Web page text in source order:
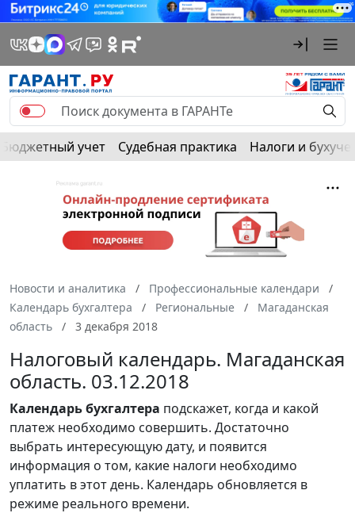
Бюджетный учет Судебная практика Налоги и
Новости и аналитика
Профессиональные календари
Календарь бухгалтера
Региональные
Магаданская
область
3 декабря 2018
Налоговый календарь. Магаданская
область. 03.12.2018
Календарьбухгалтера подскажет, когда и какой
платеж необходимо совершить. Достаточно
выбрать интересующую дату, и появится
информация о том, какие налоги необходимо
уплатить в этот день. Календарь обновляется в
режиме реального времени.